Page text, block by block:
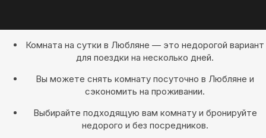
Комната на сутки в Любляне — это недорогой вариант
для поездки на несколько дней.
Вы можете снять комнату посуточно в Любляне и
сэкономить на проживании.
Выбирайте подходящую вам комнату и бронируйте
недорого и без посредников.